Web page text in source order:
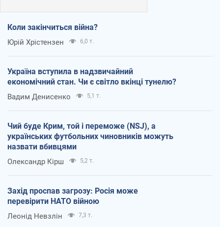
Коли закінчиться війна?
Юрій Хрістензен 6,0 т.
Україна вступила в надзвичайний
економічний стан. Чи є світло вкінці тунелю?
Вадим Денисенко 5,1 т.
Чий буде Крим, той і переможе (NSJ), а
українських футбольних чиновників можуть
назвати вбивцями
Олександр Кірш 5,2 т.
Захід проспав загрозу: Росія може
перевірити НАТО війною
Леонід Невзлін 7,3 т.